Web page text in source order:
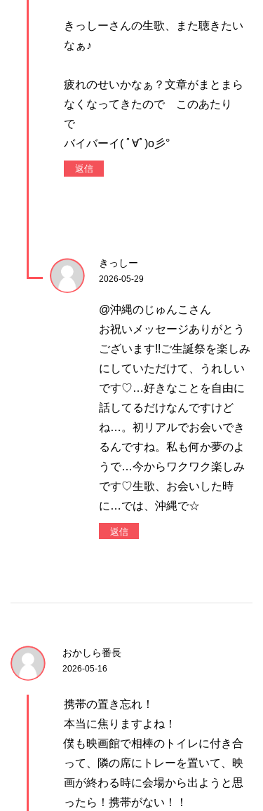
きっしーさんの生歌、また聴きたい
なぁ♪
疲れのせいかなぁ？文章がまとまら
なくなってきたので このあたり
で
バイバーイ( ﾟ∀ﾟ)o彡°
返信
きっしー
2026-05-29
@沖縄のじゅんこさん
お祝いメッセージありがとう
ございます!!ご生誕祭を楽しみ
にしていただけて、うれしい
です♡…好きなことを自由に
話してるだけなんですけど
ね…。初リアルでお会いでき
るんですね。私も何か夢のよ
うで…今からワクワク楽しみ
です♡生歌、お会いした時
に…では、沖縄で☆
返信
おかしら番長
2026-05-16
携帯の置き忘れ！
本当に焦りますよね！
僕も映画館で相棒のトイレに付き合
って、隣の席にトレーを置いて、映
画が終わる時に会場から出ようと思
ったら！携帯がない！！